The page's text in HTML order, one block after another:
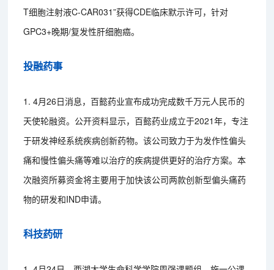
T细胞注射液C-CAR031”获得CDE临床默示许可，针对
GPC3+晚期/复发性肝细胞癌。
投融药事
1. 4月26日消息，百懿药业宣布成功完成数千万元人民币的
天使轮融资。公开资料显示，百懿药业成立于2021年，专注
于研发神经系统疾病创新药物。该公司致力于为发作性偏头
痛和慢性偏头痛等难以治疗的疾病提供更好的治疗方案。本
次融资所募资金将主要用于加快该公司两款创新型偏头痛药
物的研发和IND申请。
科技药研